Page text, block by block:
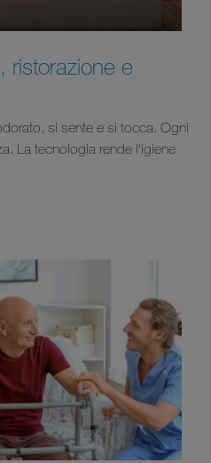
ristorazione e
si sente e si tocca. Ogni
La tecnologia rende l'igiene